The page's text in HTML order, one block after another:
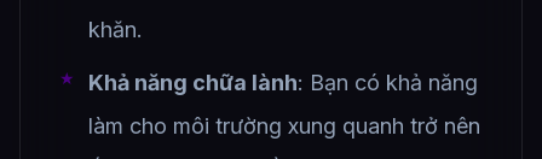
khăn.
Khả năng chữa lành: Bạn có khả năng
làm cho môi trường xung quanh trở nên